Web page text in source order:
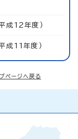
成12年度）
成11年度）
プページへ戻る